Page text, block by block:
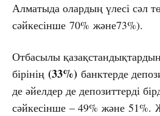
Алматыда олардың үлесі сәл
сәйкесінше 70% және73%).
Отбасылы
бірінің (33%) банктерде
де әйелдер де депозиттерді
сәйкесінше – 49% және 51%.